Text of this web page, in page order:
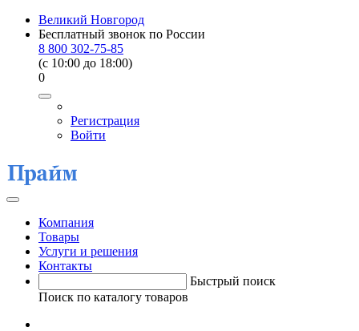
Великий Новгород
Бесплатный звонок по России
8 800 302-75-85
(c 10:00 до 18:00)
0
Регистрация
Войти
Компания
Товары
Услуги и решения
Контакты
Быстрый поиск
Поиск по каталогу товаров